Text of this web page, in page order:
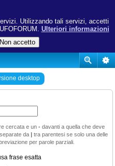
Utilizzando tali servizi, accetti
Ulteriori informazioni
desktop
cercata e un - davanti a quella che deve
da | tra parentesi se solo una delle
per parole parziali.
frase esatta